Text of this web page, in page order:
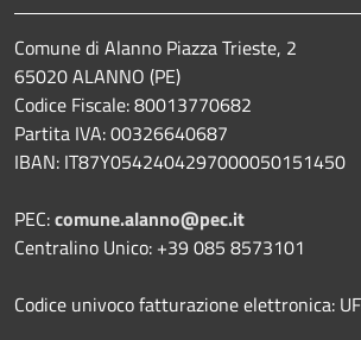
Comune di Alanno Piazza Trieste, 2
65020 ALANNO (PE)
Codice Fiscale: 80013770682
Partita IVA: 00326640687
IBAN: IT87Y0542404297000050151450
PEC:comune.alanno@pec.it
Centralino Unico: +39 085 8573101
Codice univoco fatturazione elettronica: